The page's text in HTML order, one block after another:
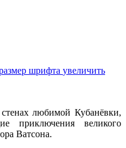
шрифта увеличить
любимой Кубанёвки,
приключения великого
Ватсона.